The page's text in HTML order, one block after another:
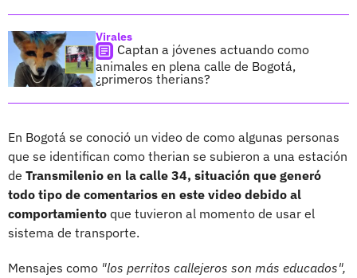
Virales
Captan a jóvenes actuando como
animales en plena calle de Bogotá,
¿primeros therians?
En Bogotá se conoció un video de como algunas personas
que se identifican como therian se subieron a una estación
de Transmilenio en la calle 34, situación que generó
todo tipo de comentarios en este video debido al
comportamiento que tuvieron al momento de usar el
sistema de transporte.
Mensajes como "los perritos callejeros son más educados",